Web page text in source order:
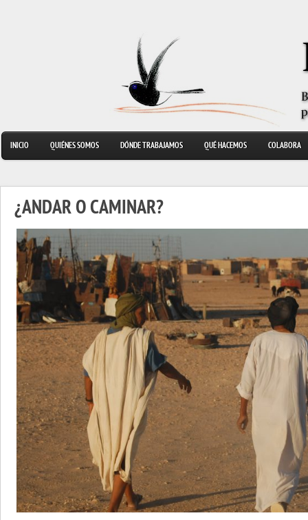
INICIO QUIÉNES SOMOS DÓNDE TRABAJAMOS QUÉ HACEMOS COLABORA
¿ANDAR O CAMINAR?